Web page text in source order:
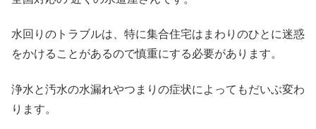
水回りのトラブルは、特に集合住宅はまわりのひとに迷惑
をかけることがあるので慎重にする必要があります。
浄水と汚水の水漏れやつまりの症状によってもだいぶ変わ
ります。